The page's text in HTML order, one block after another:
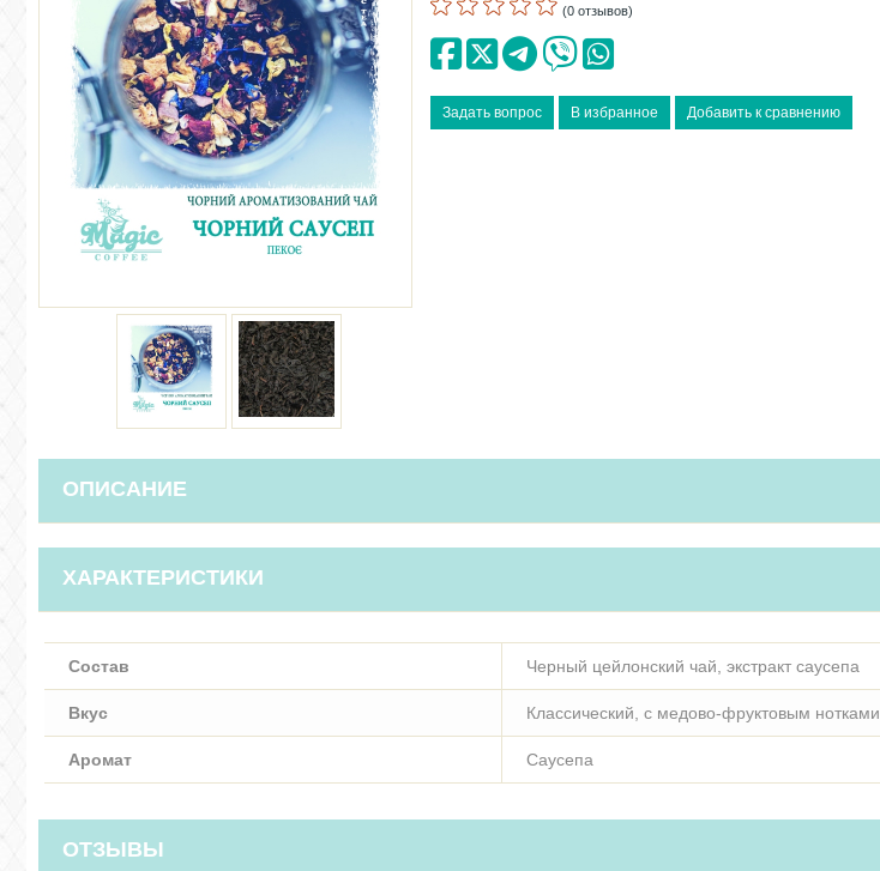
(0 отзывов)
ОПИСАНИЕ
ХАРАКТЕРИСТИКИ
Состав Черный цейлонский чай, экстракт саусепа
Вкус Классический, с медово-фруктовым нотками
Аромат Саусепа
ОТЗЫВЫ